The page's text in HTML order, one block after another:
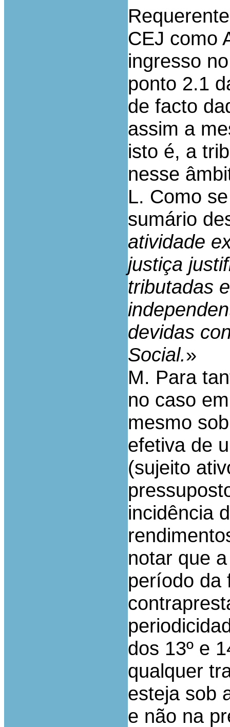
CEJ como
ingresso
ponto 2.1
de facto
assim a
isto é, a
nesse
L. Como
sumário
atividade
justiça
tributadas
devidas
Social.»
M. Para
no caso
mesmo
efetiva de
(sujeito
incidência
notar que
período da
dos 13º e
qualquer
esteja sob
e não na